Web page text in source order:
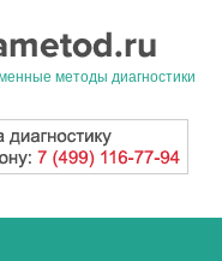
методы диагностики